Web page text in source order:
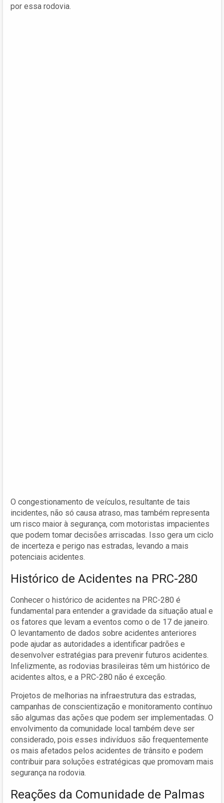
por essa rodovia.
O congestionamento de veículos, resultante de tais
incidentes, não só causa atraso, mas também representa
um risco maior à segurança, com motoristas impacientes
que podem tomar decisões arriscadas. Isso gera um ciclo
de incerteza e perigo nas estradas, levando a mais
potenciais acidentes.
Histórico de Acidentes na PRC-280
Conhecer o histórico de acidentes na PRC-280 é
fundamental para entender a gravidade da situação atual e
os fatores que levam a eventos como o de 17 de janeiro.
O levantamento de dados sobre acidentes anteriores
pode ajudar as autoridades a identificar padrões e
desenvolver estratégias para prevenir futuros acidentes.
Infelizmente, as rodovias brasileiras têm um histórico de
acidentes altos, e a PRC-280 não é exceção.
Projetos de melhorias na infraestrutura das estradas,
campanhas de conscientização e monitoramento contínuo
são algumas das ações que podem ser implementadas. O
envolvimento da comunidade local também deve ser
considerado, pois esses indivíduos são frequentemente
os mais afetados pelos acidentes de trânsito e podem
contribuir para soluções estratégicas que promovam mais
segurança na rodovia.
Reações da Comunidade de Palmas